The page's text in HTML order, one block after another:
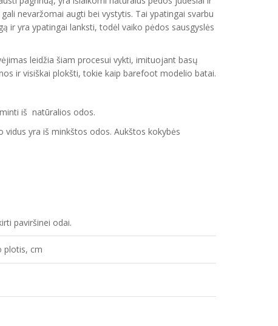
nevaržomai augti bei vystytis. Tai ypatingai svarbu
ir yra ypatingai lanksti, todėl vaiko pėdos sausgyslės
leidžia šiam procesui vykti, imituojant basų
ir visiškai plokšti, tokie kaip barefoot modelio batai.
iš natūralios odos.
yra iš minkštos odos. Aukštos kokybės
paviršinei odai.
plotis, cm